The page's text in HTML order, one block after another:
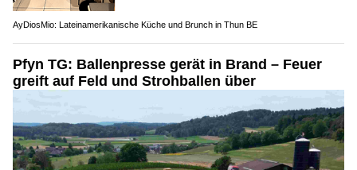
AyDiosMio: Lateinamerikanische Küche und Brunch in Thun BE
Pfyn TG: Ballenpresse gerät in Brand – Feuer
greift auf Feld und Strohballen über